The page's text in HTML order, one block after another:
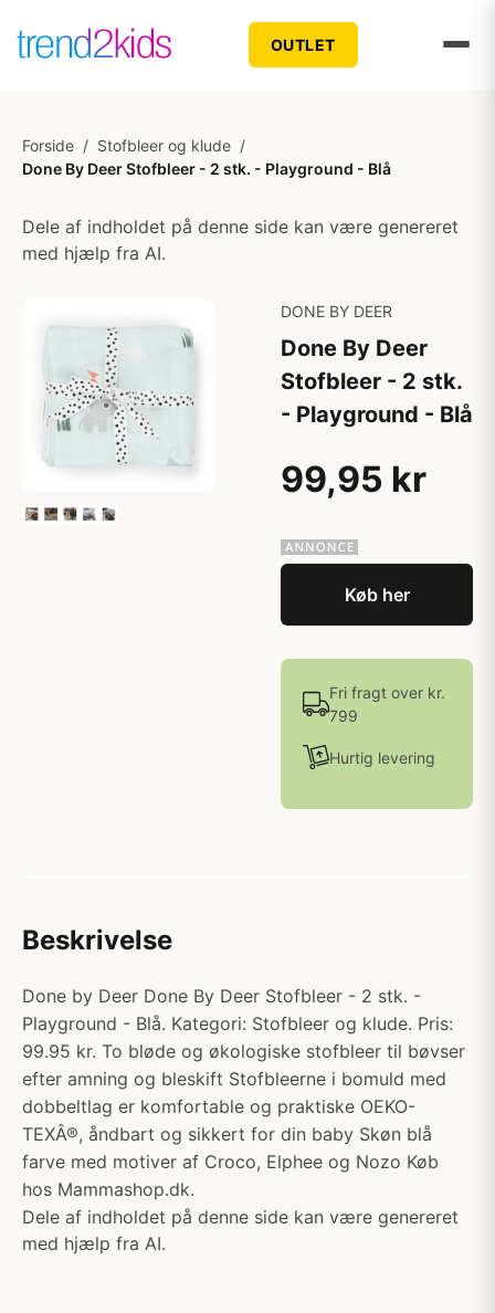
OUTLET
Forside / Stofbleer og klude /
Done By Deer Stofbleer - 2 stk. - Playground - Blå
Dele af indholdet på denne side kan være genereret
med hjælp fra AI.
DONE BY DEER
Done By Deer
Stofbleer - 2 stk.
- Playground - Blå
99,95 kr
Køb her
Fri fragt over kr.
799
Hurtig levering
Beskrivelse
Done by Deer Done By Deer Stofbleer - 2 stk. -
Playground - Blå. Kategori: Stofbleer og klude. Pris:
99.95 kr. To bløde og økologiske stofbleer til bøvser
efter amning og bleskift Stofbleerne i bomuld med
dobbeltlag er komfortable og praktiske OEKO-
TEXÂ®, åndbart og sikkert for din baby Skøn blå
farve med motiver af Croco, Elphee og Nozo Køb
hos Mammashop.dk.
Dele af indholdet på denne side kan være genereret
med hjælp fra AI.